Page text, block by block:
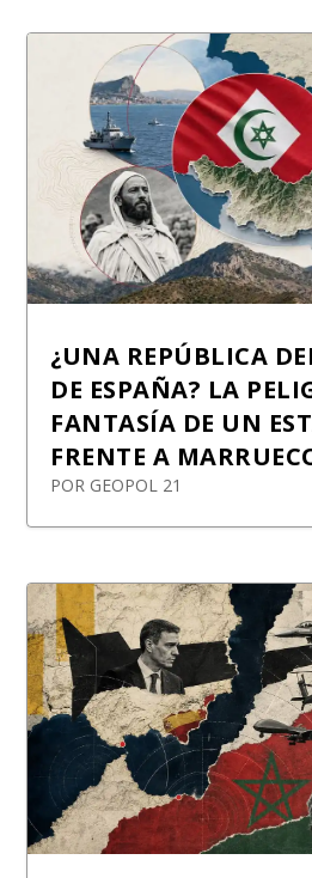
¿UNA REPÚBLICA
DE ESPAÑA? LA
FANTASÍA DE UN
FRENTE A
POR GEOPOL 21